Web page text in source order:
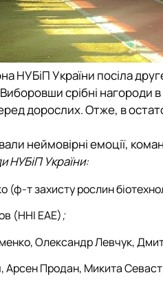
НУБіП України посіла
срібні нагороди
дорослих. Отже, в
неймовірні емоції,
НУБіП України:
т захисту рослин
(ННІ ЕАЕ);
Олександр Левчук,
Арсен Продан, Микита